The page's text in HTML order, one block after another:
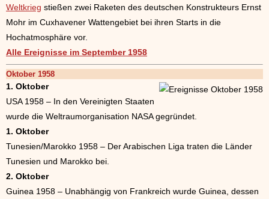
Weltkrieg stießen zwei Raketen des deutschen Konstrukteurs Ernst
Mohr im Cuxhavener Wattengebiet bei ihren Starts in die
Hochatmosphäre vor.
Alle Ereignisse im September 1958
Oktober 1958
1. Oktober
USA 1958 – In den Vereinigten Staaten
wurde die Weltraumorganisation NASA gegründet.
1. Oktober
Tunesien/Marokko 1958 – Der Arabischen Liga traten die Länder
Tunesien und Marokko bei.
2. Oktober
Guinea 1958 – Unabhängig von Frankreich wurde Guinea, dessen